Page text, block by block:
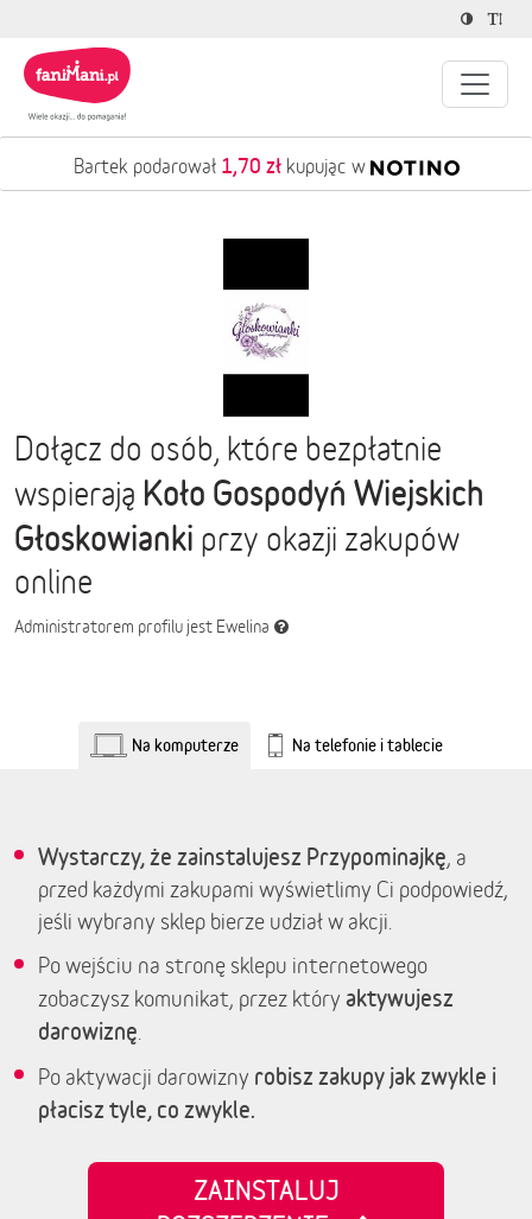
Bartek podarował 1,70 złkupując w
Dołącz do osób, które bezpłatnie
wspierają Koło Gospodyń Wiejskich
Głoskowianki przy okazji zakupów
online
Administratorem profilu jest Ewelina
Na komputerze Na telefonie i tablecie
Wystarczy, że zainstalujesz Przypominajkę, a
przed każdymi zakupami wyświetlimy Ci podpowiedź,
jeśli wybrany sklep bierze udział w akcji.
Po wejściu na stronę sklepu internetowego
zobaczysz komunikat, przez który aktywujesz
darowiznę
Po aktywacji darowizny robisz zakupy jak zwykle i
płacisz tyle, co zwykle.
ZAINSTALUJ